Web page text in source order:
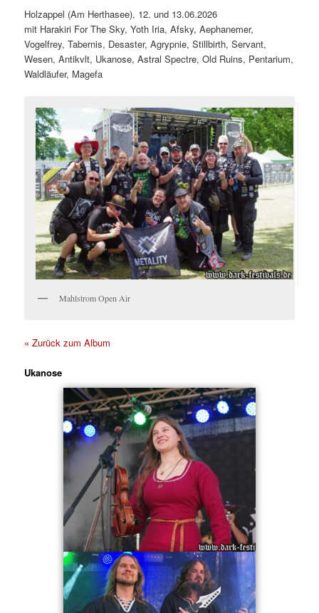
Holzappel (Am Herthasee), 12. und 13.06.2026
mit Harakiri For The Sky, Yoth Iria, Afsky, Aephanemer,
Vogelfrey, Tabernis, Desaster, Agrypnie, Stillbirth, Servant,
Wesen, Antikvlt, Ukanose, Astral Spectre, Old Ruins, Pentarium,
Waldläufer, Magefa
Mahlstrom Open Air
« Zurück zum Album
Ukanose